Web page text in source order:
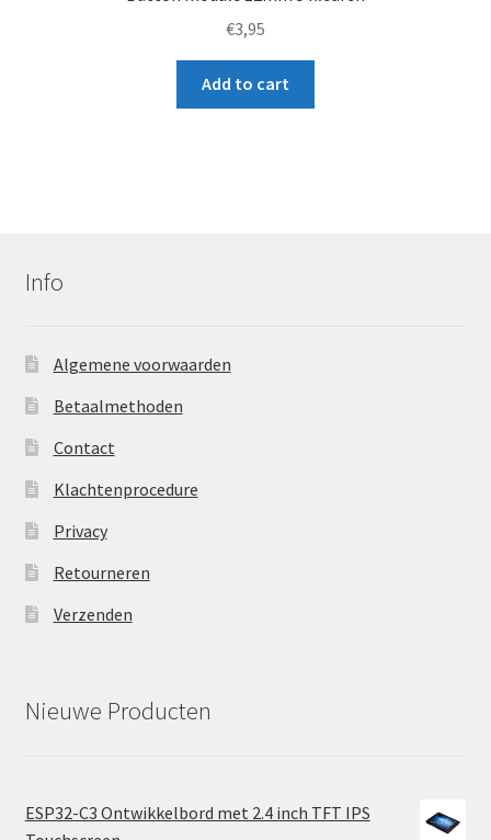
€3,95
Add to cart
Info
Algemene voorwaarden
Betaalmethoden
Contact
Klachtenprocedure
Privacy
Retourneren
Verzenden
Nieuwe Producten
ESP32-C3 Ontwikkelbord met 2.4 inch TFT IPS